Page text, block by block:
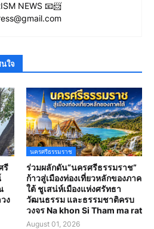
NEWS 📧📨
ใจ
รี
ง
นครศรีธรรมราช
ร่วมผลักดัน“นครศรีธรรมราช”
ก้าวสู่เมืองท่องเที่ยวหลักของภาค
ใต้ ชูเสน่ห์เมืองแห่งศรัทธา
วัฒนธรรม และธรรมชาติครบ
วงจร Na khon Si Tham ma rat
August 01, 2026